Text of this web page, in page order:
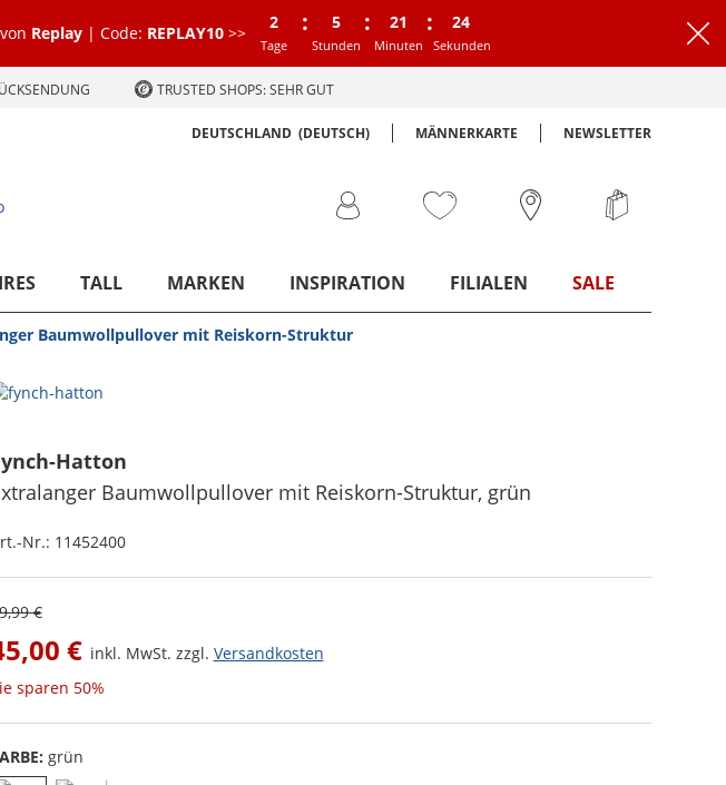
Replay | Code: REPLAY10 >>
2
Tage
: 5
Stunden
: 21
Minuten
: 23
Sekunden
TRUSTED SHOPS: SEHR GUT
DEUTSCHLAND (DEUTSCH) MÄNNERKARTE NEWSLETTER
TALL MARKEN INSPIRATION FILIALEN SALE
Baumwollpullover mit Reiskorn-Struktur
Hatton
Baumwollpullover mit Reiskorn-Struktur, grün
Nr.: 11452400
€
€ inkl. MwSt. zzgl. Versandkosten
sparen 50%
grün